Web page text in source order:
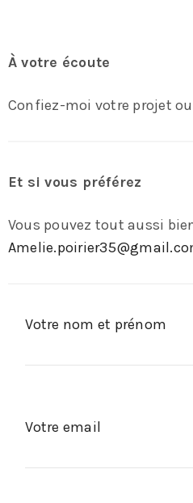
À votre écoute
Confiez-moi votre projet
Et si vous préférez
Vous pouvez tout aussi
Votre nom et prénom
Votre email